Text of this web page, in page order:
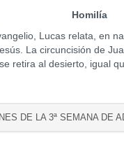
Homilía
Lucas relata, en
La circuncisión de
retira al desierto, igual
DE LA 3ª SEMANA DE